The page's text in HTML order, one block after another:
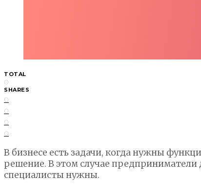
TOTAL
0
SHARES
0
0
0
0
В бизнесе есть задачи, когда нужны
решение. В этом случае предприниматели
специалисты нужны.